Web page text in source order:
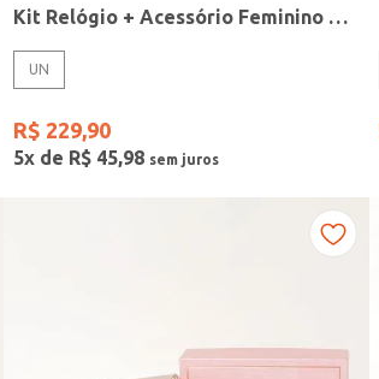
Kit Relógio + Acessório Feminino DOURADO
UN
R$ 229,90
5x de R$ 45,98